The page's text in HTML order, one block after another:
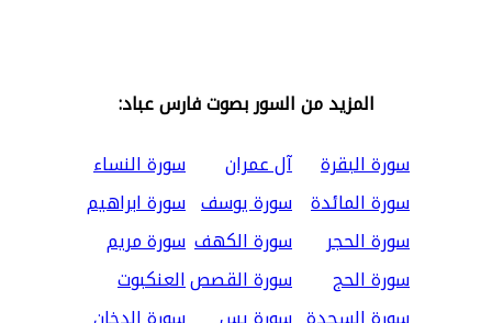
المزيد من السور بصوت فارس عباد:
سورة البقرة
آل عمران
سورة النساء
سورة المائدة سورة يوسف سورة ابراهيم
سورة الحجر
سورة الكهف سورة مريم
سورة الحج
سورة القصصالعنكبوت